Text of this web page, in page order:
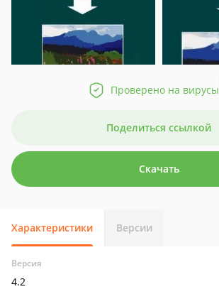
Проверено на вирусы
Поделиться ссылкой
Скачать
Характеристики Версии
Версия
4.2